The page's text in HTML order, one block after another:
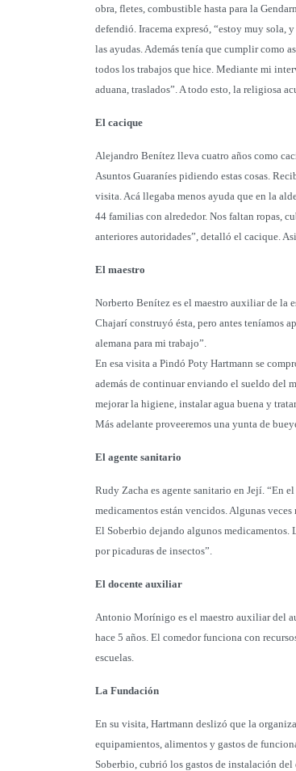
obra, fletes, combustible hasta para la
defendió. Iracema expresó, “estoy muy sola,
las ayudas. Además tenía que cumplir como
todos los trabajos que hice. Mediante mi
aduana, traslados”. A todo esto, la religiosa
El cacique
Alejandro Benítez lleva cuatro años como
Asuntos Guaraníes pidiendo estas cosas.
visita. Acá llegaba menos ayuda que en la
44 familias con alrededor. Nos faltan ropas,
anteriores autoridades”, detalló el cacique.
El maestro
Norberto Benítez es el maestro auxiliar de la
Chajarí construyó ésta, pero antes teníamos
alemana para mi trabajo”.
En esa visita a Pindó Poty Hartmann se
además de continuar enviando el sueldo del
mejorar la higiene, instalar agua buena y
Más adelante proveeremos una yunta de
El agente sanitario
Rudy Zacha es agente sanitario en Její. “En
medicamentos están vencidos. Algunas
El Soberbio dejando algunos medicamentos.
por picaduras de insectos”.
El docente auxiliar
Antonio Morínigo es el maestro auxiliar del
hace 5 años. El comedor funciona con
escuelas.
La Fundación
En su visita, Hartmann deslizó que la
equipamientos, alimentos y gastos de
Soberbio, cubrió los gastos de instalación